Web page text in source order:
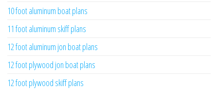
10 foot aluminum boat plans
11 foot aluminum skiff plans
12 foot aluminum jon boat plans
12 foot plywood jon boat plans
12 foot plywood skiff plans